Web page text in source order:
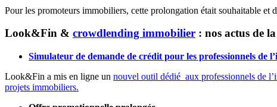
Pour les promoteurs immobiliers, cette prolongation était souhaitable et
Look&Fin & crowdlending immobilier : nos actus de
Simulateur de demande de crédit pour les professionnels de
Look&Fin a mis en ligne un nouvel outil dédié aux professionnels de
projets immobiliers.